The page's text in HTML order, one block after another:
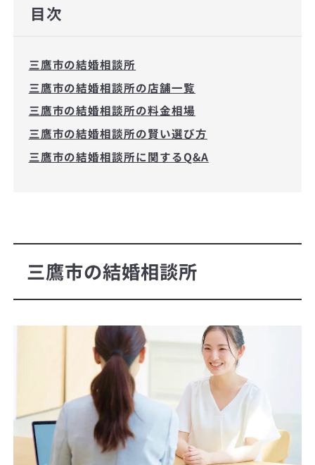
目次
三鷹市の結婚相談所
三鷹市の結婚相談所の店舗一覧
三鷹市の結婚相談所の料金相場
三鷹市の結婚相談所の賢い選び方
三鷹市の結婚相談所に関するQ&A
三鷹市の結婚相談所